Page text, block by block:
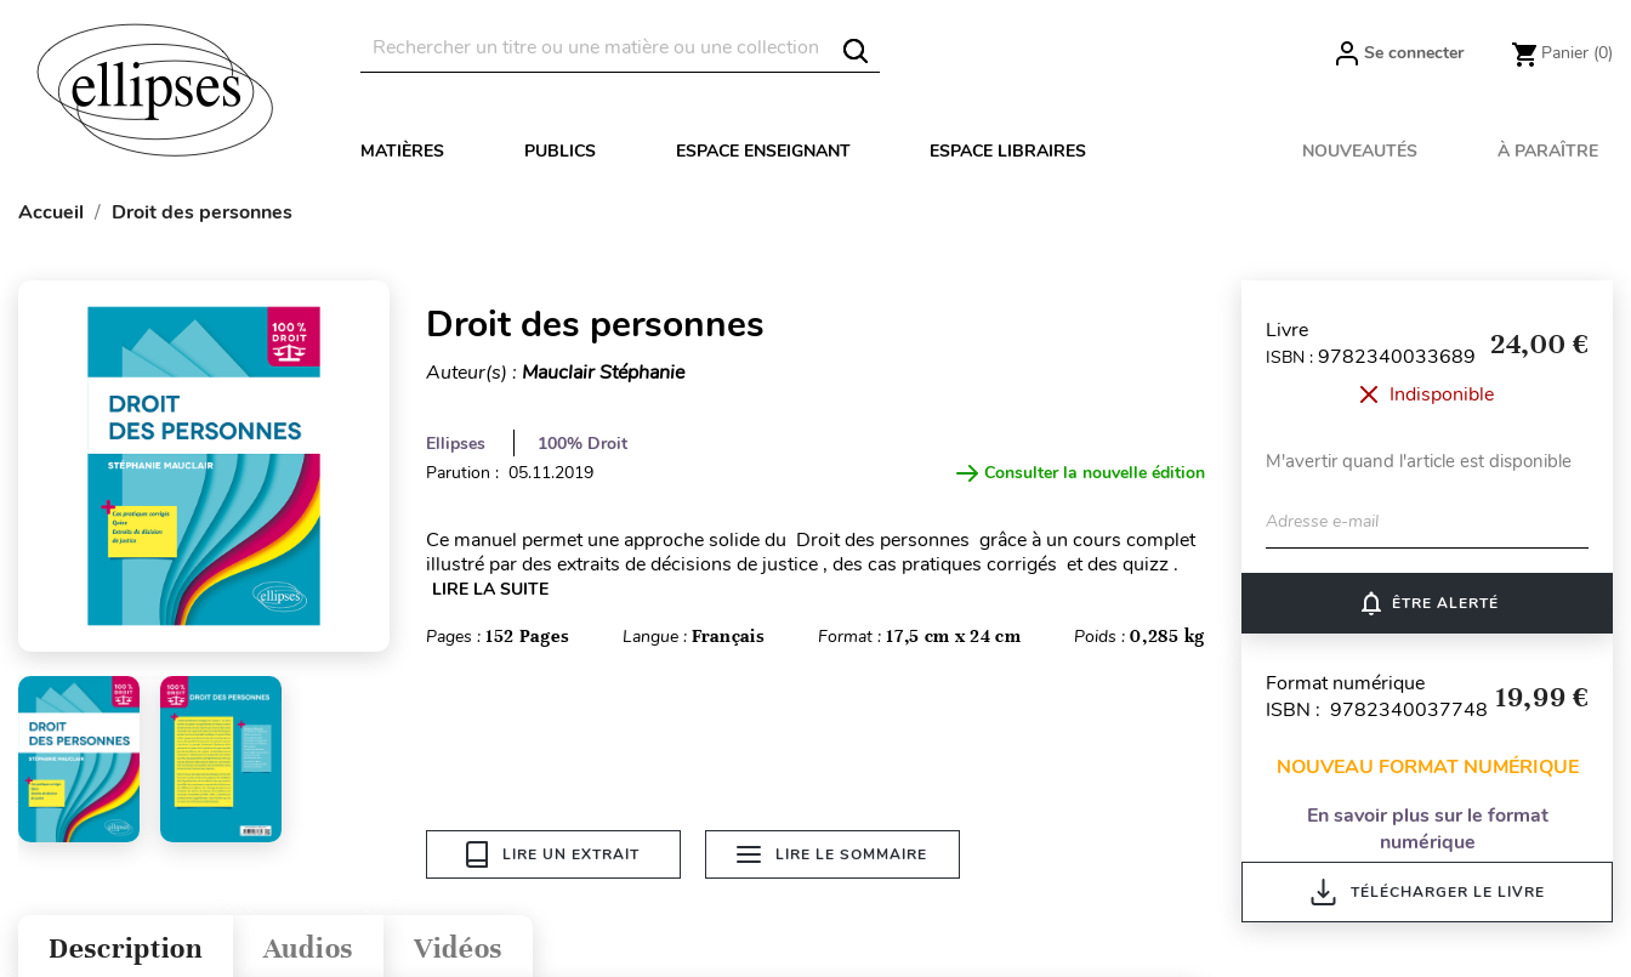
Se connecter Panier (0)
MATIÈRES PUBLICS ESPACE ENSEIGNANT ESPACE LIBRAIRES NOUVEAUTÉS À PARAÎTRE
Accueil Droit des personnes
Droit des personnes
Auteur(s) : Mauclair Stéphanie
Ellipses
100% Droit
Parution : 05.11.2019
Consulter la nouvelle édition
Ce manuel permet une approche solide du Droit des personnes grâce à un cours complet
illustré par des extraits de décisions de justice , des cas pratiques corrigés et des quizz .
LIRE LA SUITE
Pages : 152 Pages Langue : Français Format :17,5 cm x 24 cm Poids :0,285 kg
LIRE UN EXTRAIT LIRE LE SOMMAIRE
Vidéos
Audios
Description
Livre
ISBN : 9782340033689 24,00 €
Indisponible
M'avertir quand l'article est disponible
Adresse e-mail
notifications_none ÊTRE ALERTÉ
Format numérique
ISBN : 9782340037748 19,99 €
NOUVEAU FORMAT NUMÉRIQUE
En savoir plus sur le format
numérique
TÉLÉCHARGER LE LIVRE